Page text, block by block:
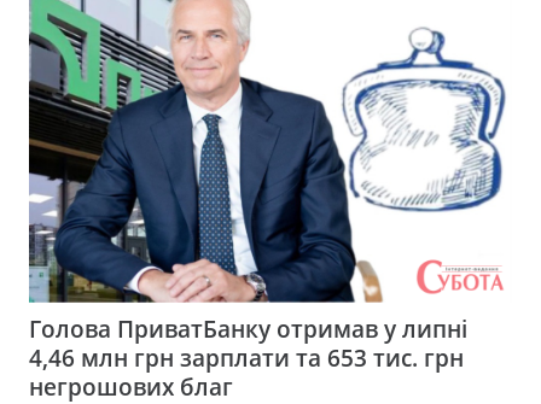
Голова ПриватБанку отримав у липні
4,46 млн грн зарплати та 653 тис. грн
негрошових благ